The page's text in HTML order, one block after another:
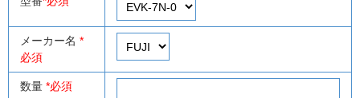
メーカー名 *
必須
数量 *必須